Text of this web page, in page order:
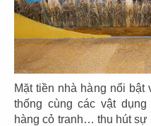
Mặt tiền nhà hàng nổi bật
thống cùng các vật
hàng cỏ tranh… thu hút sự
75
HẢI SẢN HOÀNG GIA
CN Mũi Né